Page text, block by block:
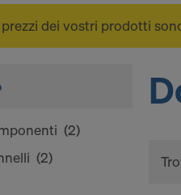
prezzi dei vostri prodotti
(2)
(2)